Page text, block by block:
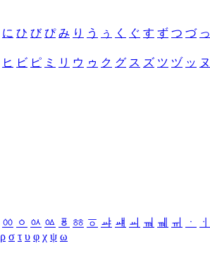
に ひ び ぴ み り う ぅ く ぐ す ず つ づ っ
ヒ ビ ピ ミ リ ウ ゥ ク グ ス ズ ツ ヅ ッ ヌ
ㆀ ㆁ ㆂ ㆃ ㆄ ㆅ ㆆ ㆇ ㆈ ㆉ ㆊ ㆋ ㆌ ㆍ
ㆎ
ρ σ τ υ φ χ ψ ω